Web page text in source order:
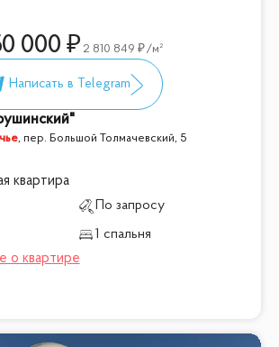
000 2 810 849 /м²
, пер. Большой Толмачевский, 5
квартира
По запросу
1 спальня